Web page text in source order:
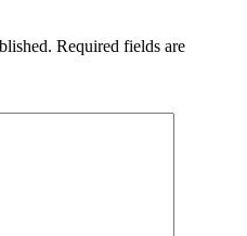
Required fields are